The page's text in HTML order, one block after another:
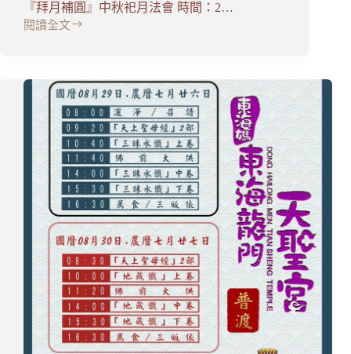
『拜月補圓』中秋祀月法會 時間：2…
閱讀全文
2024『拜
圓』